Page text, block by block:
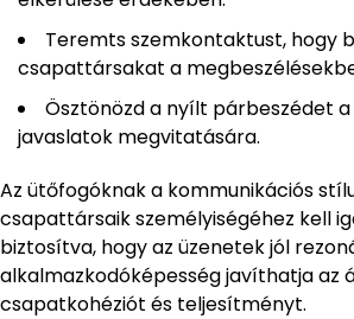
Teremts szemkontaktust, hogy
csapattársakat a
Ösztönözd a nyílt párbeszédet
javaslatok megvitatására.
Az ütőfogóknak a kommunikációs
csapattársaik személyiségéhez kell
biztosítva, hogy az üzenetek jól
alkalmazkodóképesség javíthatja az
csapatkohéziót és teljesítményt.